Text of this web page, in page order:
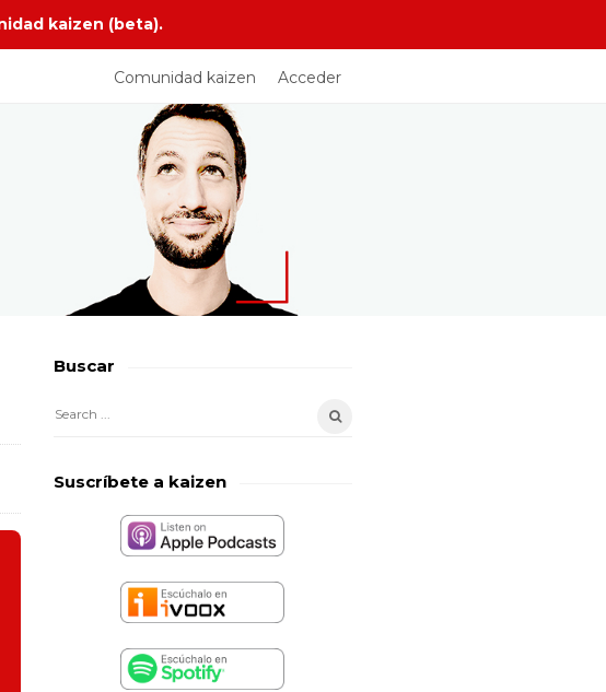
kaizen (beta).
Comunidad kaizen Acceder
S
S
Buscar
S
Suscríbete a kaizen